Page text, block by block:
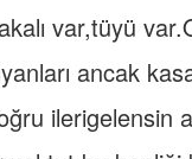
var,tüyü
ancak
ilerigelensin